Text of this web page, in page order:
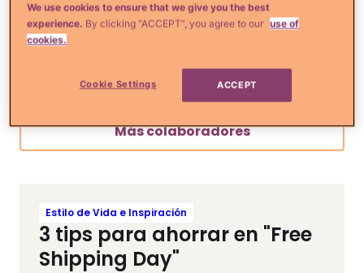
Android/iPhone para mi blog Cuponeando.
Cuando no estoy cazando ofertas, me puedes
Más colaboradores
Estilo de Vida e Inspiración
3 tips para ahorrar en "Free
Shipping Day"
We use cookies to ensure that we give you the best
experience. By clicking “ACCEPT”, you agree to our use of
cookies.
Cookie Settings ACCEPT